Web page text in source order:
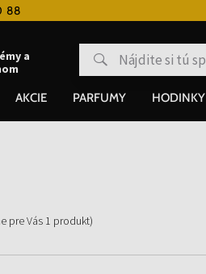
88 systém
a
AKCIE PARFUMY HODINKY
pre Vás 1 produkt)